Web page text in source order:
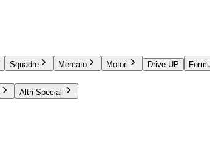
Squadre Mercato Motori Drive UP
Altri Speciali